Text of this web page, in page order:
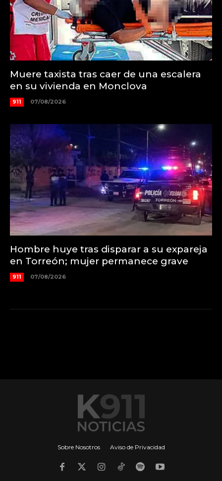
Muere taxista tras caer de una escalera
en su vivienda en Monclova
911 07/08/2026
Hombre huye tras disparar a su expareja
en Torreón; mujer permanece grave
911 07/08/2026
Sobre Nosotros Aviso de Privacidad